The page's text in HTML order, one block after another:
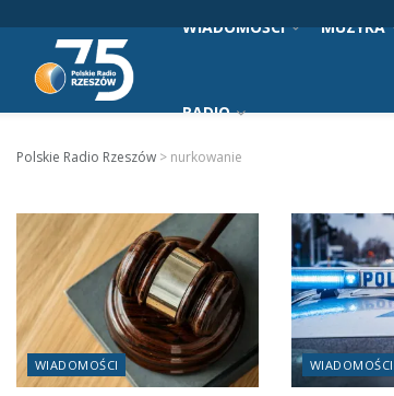
WIADOMOŚCI MUZYKA
RADIO
Polskie Radio Rzeszów > nurkowanie
WIADOMOŚCI WIADOMOŚCI